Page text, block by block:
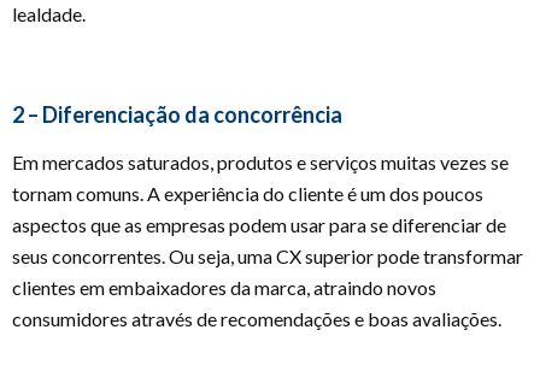
lealdade.
2 – Diferenciação da concorrência
Em mercados saturados, produtos e serviços muitas vezes se
tornam comuns. A experiência do cliente é um dos poucos
aspectos que as empresas podem usar para se diferenciar de
seus concorrentes. Ou seja, uma CX superior pode transformar
clientes em embaixadores da marca, atraindo novos
consumidores através de recomendações e boas avaliações.